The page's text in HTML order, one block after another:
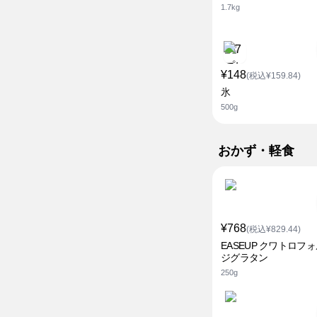
1.7kg
¥148(税込¥159.84)
氷
500g
おかず・軽食
¥768(税込¥829.44)
EASEUP クワトロフ
ジグラタン
250g